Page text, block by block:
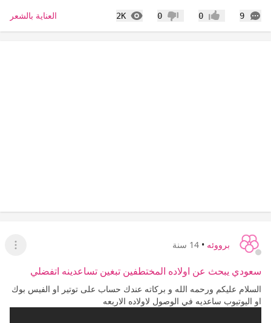
9
التعليقات إعجاب0 عدم إعجاب
0
2K
المشاهدات العناية بالشعر
برووئه • 14 سنة
عرض
سعودي يبحث عن اولاده المختطفين تبغين تساعدينه اتفضلي
السلام عليكم ورحمه الله و بركاته عندك حساب على توتير او الفيس بوك
او اليوتيوب ساعديه في الوصول لاولاده الاربعه